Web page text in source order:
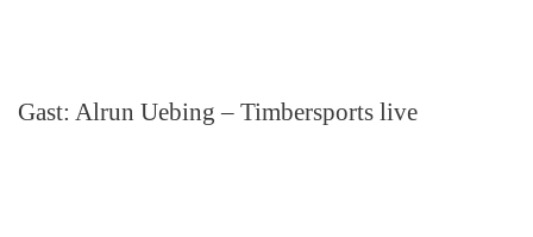
Gast: Alrun Uebing – Timbersports live